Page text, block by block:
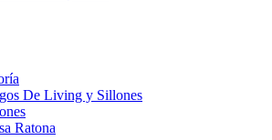
De Living y Sillones
Ratona